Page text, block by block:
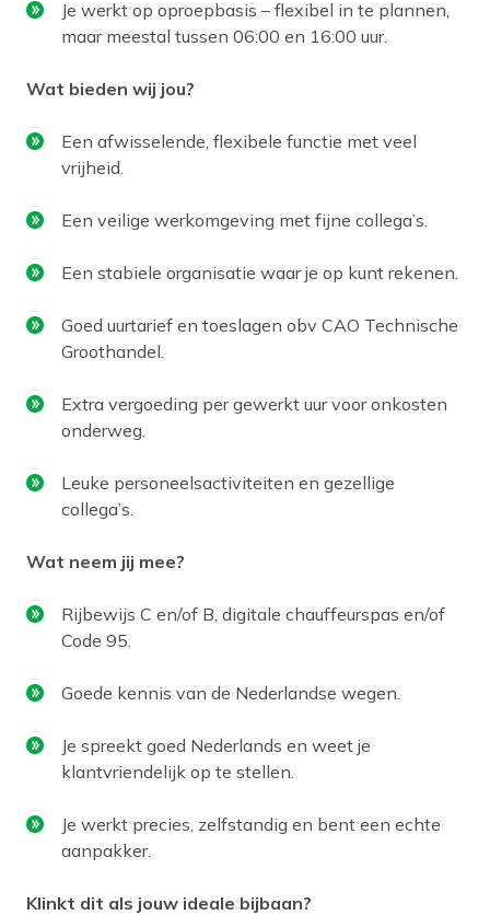
Je werkt op oproepbasis – flexibel in te plannen,
maar meestal tussen 06:00 en 16:00 uur.
Wat bieden wij jou?
Een afwisselende, flexibele functie met veel
vrijheid.
Een veilige werkomgeving met fijne collega’s.
Een stabiele organisatie waar je op kunt rekenen.
Goed uurtarief en toeslagen obv CAO Technische
Groothandel.
Extra vergoeding per gewerkt uur voor onkosten
onderweg.
Leuke personeelsactiviteiten en gezellige
collega’s.
Wat neem jij mee?
Rijbewijs C en/of B, digitale chauffeurspas en/of
Code 95.
Goede kennis van de Nederlandse wegen.
Je spreekt goed Nederlands en weet je
klantvriendelijk op te stellen.
Je werkt precies, zelfstandig en bent een echte
aanpakker.
Klinkt dit als jouw ideale bijbaan?